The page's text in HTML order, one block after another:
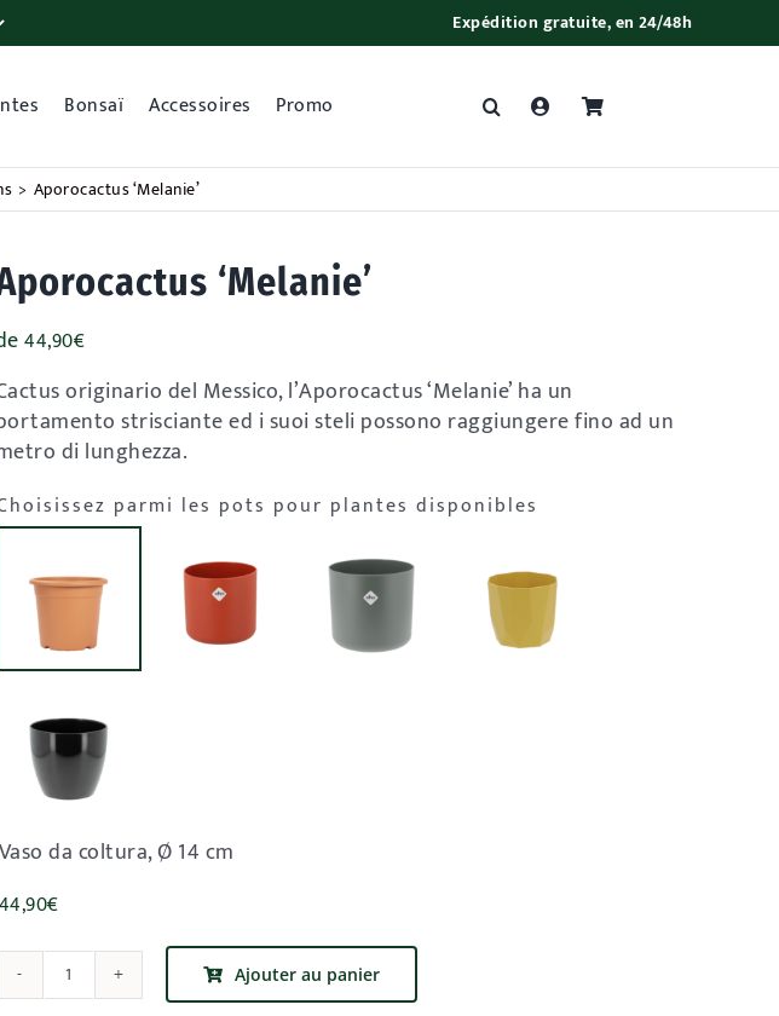
Expédition gratuite, en 24/48h
Bonsaï Accessoires Promo
Aporocactus ‘Melanie’
‘Melanie’
44,90€
originario del Messico, l’Aporocactus ‘Melanie’ ha un
strisciante ed i suoi steli possono raggiungere fino ad un
di lunghezza.
parmi les pots pour plantes disponibles
Vaso da coltura, Ø 14 cm
44,90€
quantité
Ajouter au panier